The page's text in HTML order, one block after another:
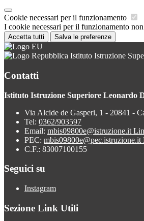
Cookie necessari per il funzionamento
I cookie necessari per il funzionamento
Accetta tutti Salva le preferenze
Istituto Istruzione
Contatti
Istituto Istruzione Superiore Leonardo
Via Alcide de Gasperi, 1 - 20841 -
Tel: 0362/903597
Email: mbis09800e@istruzione.it
PEC: mbis09800e@pec.istruzione.it
C.F.: 83007100155
Seguici su
Instagram
Sezione Link Utili